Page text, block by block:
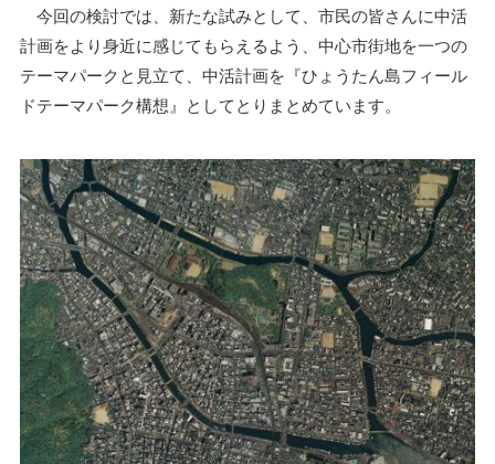
今回の検討では、新たな試みとして、市民の皆さんに中活
計画をより身近に感じてもらえるよう、中心市街地を一つの
テーマパークと見立て、中活計画を『ひょうたん島フィール
ドテーマパーク構想』としてとりまとめています。